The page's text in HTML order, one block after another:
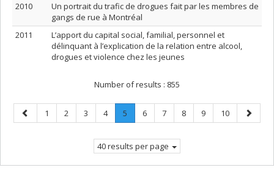
2010
Un portrait du trafic de drogues fait par les membres de
gangs de rue à Montréal
2011
L’apport du capital social, familial, personnel et
délinquant à l’explication de la relation entre alcool,
drogues et violence chez les jeunes
Number of results : 855
Previous
page
Page
1 Page
2 Page
3 Page
4 Page
5
Current
Page
6 Page
7 Page
8 Page
9 Page
10
Next
page
40 results per page